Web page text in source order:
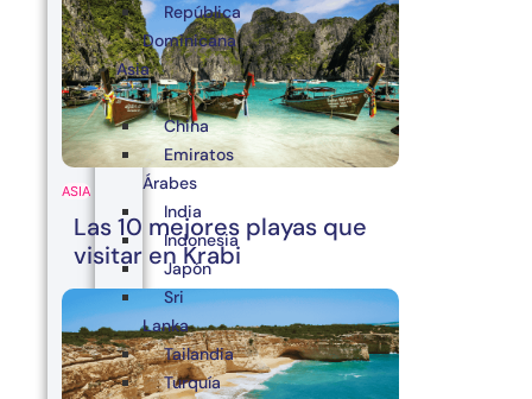
ASIA
Las 10 mejores playas que
visitar en Krabi
República
Dominicana
Asia
China
Emiratos
Árabes
India
Indonesia
Japón
Sri
Lanka
Tailandia
Turquía